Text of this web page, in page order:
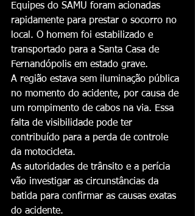
Equipes do SAMU foram acionadas
rapidamente para prestar o socorro no
local. O homem foi estabilizado e
transportado para a Santa Casa de
Fernandópolis em estado grave.
A região estava sem iluminação pública
no momento do acidente, por causa de
um rompimento de cabos na via. Essa
falta de visibilidade pode ter
contribuído para a perda de controle
da motocicleta.
As autoridades de trânsito e a perícia
vão investigar as circunstâncias da
batida para confirmar as causas exatas
do acidente.